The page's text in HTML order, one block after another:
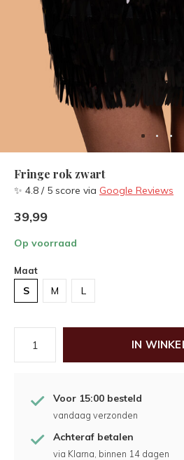
Fringe rok zwart
✨ 4.8 / 5 score via Google Reviews
39,99
Op voorraad
Maat
S M L
IN
Voor 15:00 besteld
vandaag verzonden
Achteraf betalen
via Klarna, binnen 14 dagen